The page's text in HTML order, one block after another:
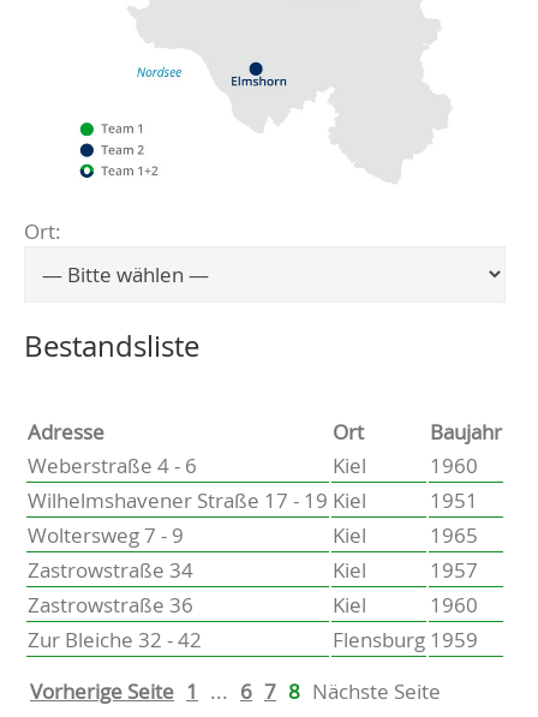
Eckernförde
Heikendorf
Kronshagen
Schwentinental
Preetz
Heide
Bordesholm
Elmshorn
Ort:
Wählen Sie einen Ort, um zur entsprechenden Seite
Bestandsliste
Adresse Ort
Baujahr
Weberstraße 4 - 6
Kiel
1960
Wilhelmshavener Straße 17 - 19 Kiel
1951
Woltersweg 7 - 9
Kiel
1965
Zastrowstraße 34
Kiel
1957
Zastrowstraße 36
Kiel
1960
Zur Bleiche 32 - 42
Flensburg 1959
Vorherige Seite 1 ... 6 7 8 Nächste Seite